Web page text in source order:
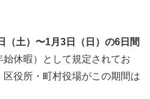
（土）〜1月3日（日）の6日間
休暇）として規定されてお
区役所・町村役場がこの期間は